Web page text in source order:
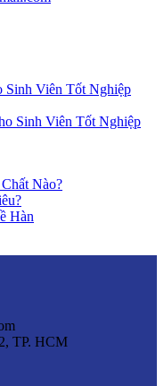
Viên Tốt Nghiệp
Sinh Viên Tốt Nghiệp
Nào?
Hàn
TP. HCM